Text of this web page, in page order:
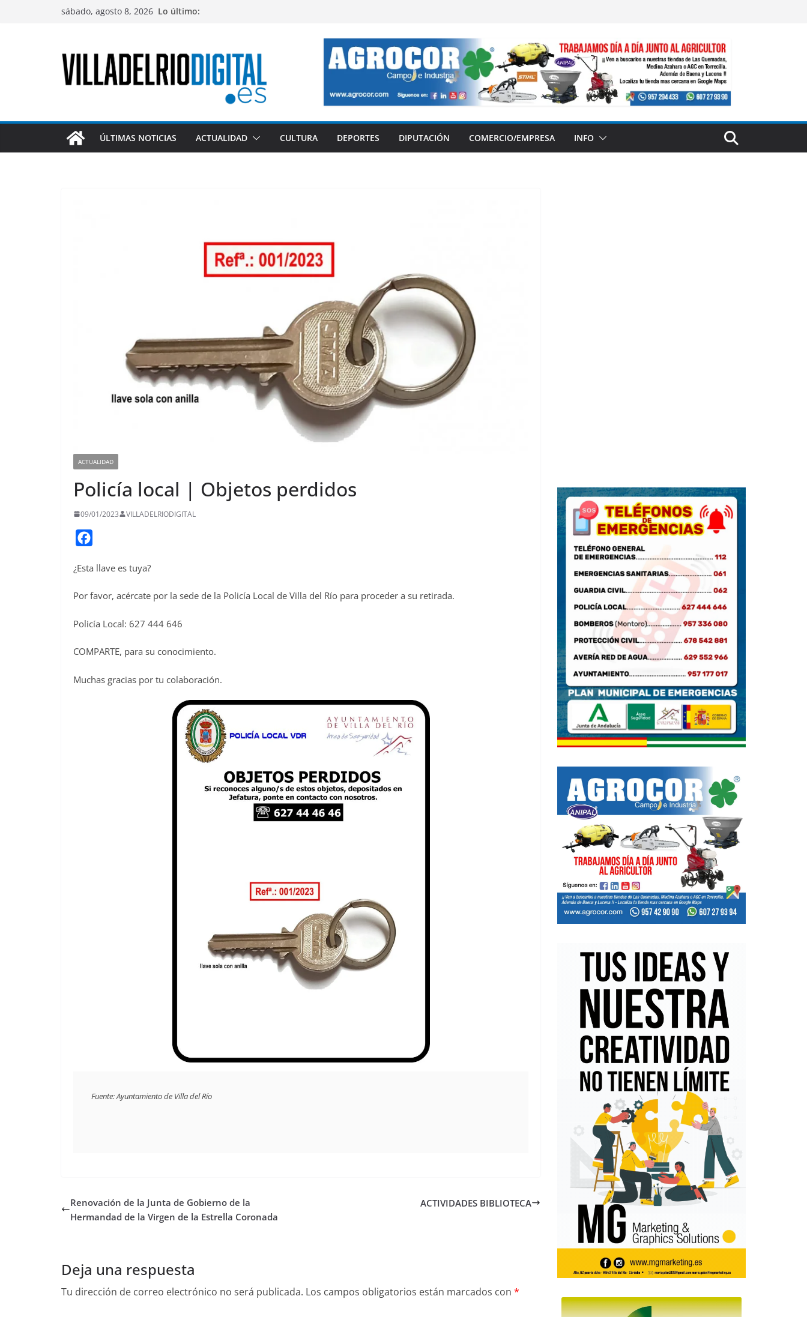
sábado, agosto 8, 2026 Lo último:
ÚLTIMAS NOTICIAS ACTUALIDAD CULTURA DEPORTES DIPUTACIÓN COMERCIO/EMPRESA INFO
ACTUALIDAD
Policía local | Objetos perdidos
09/01/2023 VILLADELRIODIGITAL
c
o
k
¿Esta llave es tuya?
Por favor, acércate por la sede de la Policía Local de Villa del Río para proceder a su retirada.
Policía Local: 627 444 646
COMPARTE, para su conocimiento.
Muchas gracias por tu colaboración.
Fuente: Ayuntamiento de Villa del Río
Renovación de la Junta de Gobierno de la
Hermandad de la Virgen de la Estrella Coronada
ACTIVIDADES BIBLIOTECA
Deja una respuesta
Tu dirección de correo electrónico no será publicada. Los campos obligatorios están marcados con *